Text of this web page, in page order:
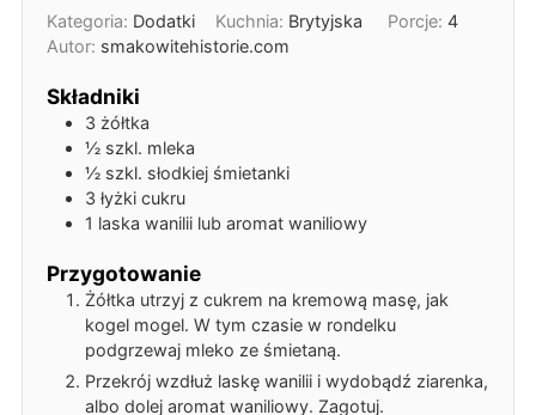
Kategoria: Dodatki Kuchnia: Brytyjska Porcje:4
Autor: smakowitehistorie.com
Składniki
3 żółtka
½ szkl. mleka
½ szkl. słodkiej śmietanki
3 łyżki cukru
1 laska wanilii lub aromat waniliowy
Przygotowanie
Żółtka utrzyj z cukrem na kremową masę, jak
kogel mogel. W tym czasie w rondelku
podgrzewaj mleko ze śmietaną.
Przekrój wzdłuż laskę wanilii i wydobądź ziarenka,
albo dolej aromat waniliowy. Zagotuj.